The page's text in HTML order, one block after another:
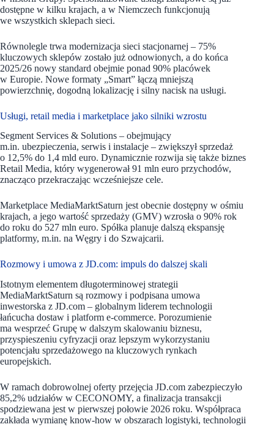
dostępne w kilku krajach, a w Niemczech funkcjonują
we wszystkich sklepach sieci.
Równolegle trwa modernizacja sieci stacjonarnej – 75%
kluczowych sklepów zostało już odnowionych, a do końca
2025/26 nowy standard obejmie ponad 90% placówek
w Europie. Nowe formaty „Smart” łączą mniejszą
powierzchnię, dogodną lokalizację i silny nacisk na usługi.
Usługi, retail media i marketplace jako silniki wzrostu
Segment Services & Solutions – obejmujący
m.in. ubezpieczenia, serwis i instalacje – zwiększył sprzedaż
o 12,5% do 1,4 mld euro. Dynamicznie rozwija się także biznes
Retail Media, który wygenerował 91 mln euro przychodów,
znacząco przekraczając wcześniejsze cele.
Marketplace MediaMarktSaturn jest obecnie dostępny w ośmiu
krajach, a jego wartość sprzedaży (GMV) wzrosła o 90% rok
do roku do 527 mln euro. Spółka planuje dalszą ekspansję
platformy, m.in. na Węgry i do Szwajcarii.
Rozmowy i umowa z JD.com: impuls do dalszej skali
Istotnym elementem długoterminowej strategii
MediaMarktSaturn są rozmowy i podpisana umowa
inwestorska z JD.com – globalnym liderem technologii
łańcucha dostaw i platform e-commerce. Porozumienie
ma wesprzeć Grupę w dalszym skalowaniu biznesu,
przyspieszeniu cyfryzacji oraz lepszym wykorzystaniu
potencjału sprzedażowego na kluczowych rynkach
europejskich.
W ramach dobrowolnej oferty przejęcia JD.com zabezpieczyło
85,2% udziałów w CECONOMY, a finalizacja transakcji
spodziewana jest w pierwszej połowie 2026 roku. Współpraca
zakłada wymianę know-how w obszarach logistyki, technologii